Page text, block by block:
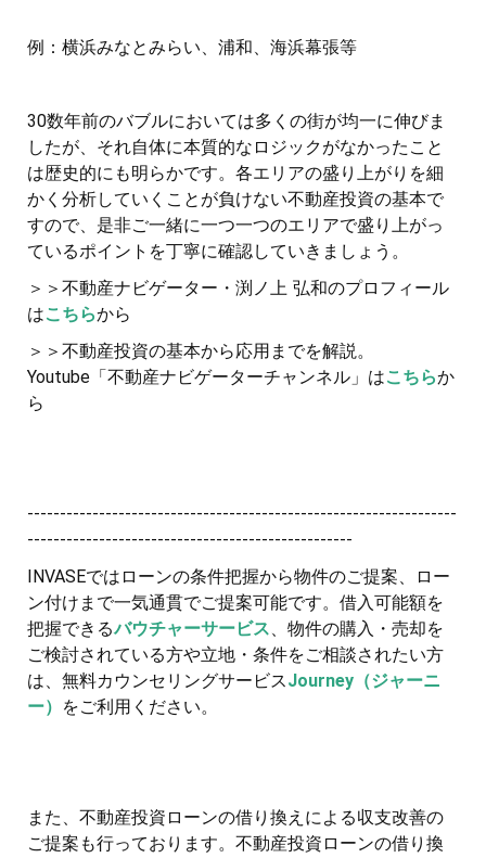
例：横浜みなとみらい、浦和、海浜幕張等
30数年前のバブルにおいては多くの街が均一に伸びま
したが、それ自体に本質的なロジックがなかったこと
は歴史的にも明らかです。各エリアの盛り上がりを細
かく分析していくことが負けない不動産投資の基本で
すので、是非ご一緒に一つ一つのエリアで盛り上がっ
ているポイントを丁寧に確認していきましょう。
＞＞不動産ナビゲーター・渕ノ上 弘和のプロフィール
はこちらから
＞＞不動産投資の基本から応用までを解説。
Youtube「不動産ナビゲーターチャンネル」はこちらか
ら
------------------------------------------------------------------
--------------------------------------------------
INVASEではローンの条件把握から物件のご提案、ロー
ン付けまで一気通貫でご提案可能です。借入可能額を
把握できるバウチャーサービス、物件の購入・売却を
ご検討されている方や立地・条件をご相談されたい方
は、無料カウンセリングサービスJourney（ジャーニ
ー） をご利用ください。
また、不動産投資ローンの借り換えによる収支改善の
ご提案も行っております。不動産投資ローンの借り換